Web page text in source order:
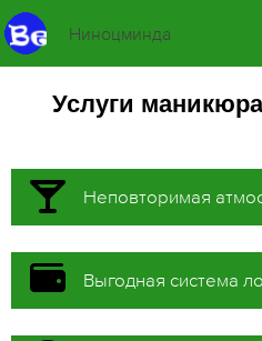
Ниноцминда
Услуги
Неповторимая
Выгодная система